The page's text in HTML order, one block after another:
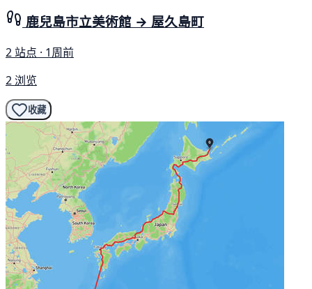
鹿兒島市立美術館 → 屋久島町
2 站点 · 1周前
2 浏览
收藏